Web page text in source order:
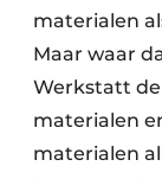
materialen
Maar waar
Werkstatt de
materialen
materialen